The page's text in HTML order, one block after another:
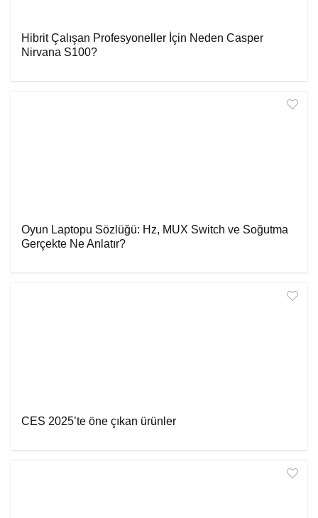
Hibrit Çalışan Profesyoneller İçin Neden Casper
Nirvana S100?
Oyun Laptopu Sözlüğü: Hz, MUX Switch ve Soğutma
Gerçekte Ne Anlatır?
CES 2025’te öne çıkan ürünler